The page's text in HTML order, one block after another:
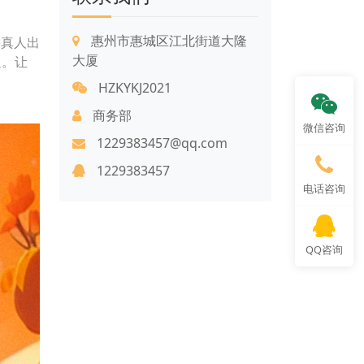
人出
让
惠州市惠城区江北街道大隆
大厦
HZKYKJ2021
商务部
1229383457@qq.com
1229383457
微信咨询
电话咨询
QQ咨询